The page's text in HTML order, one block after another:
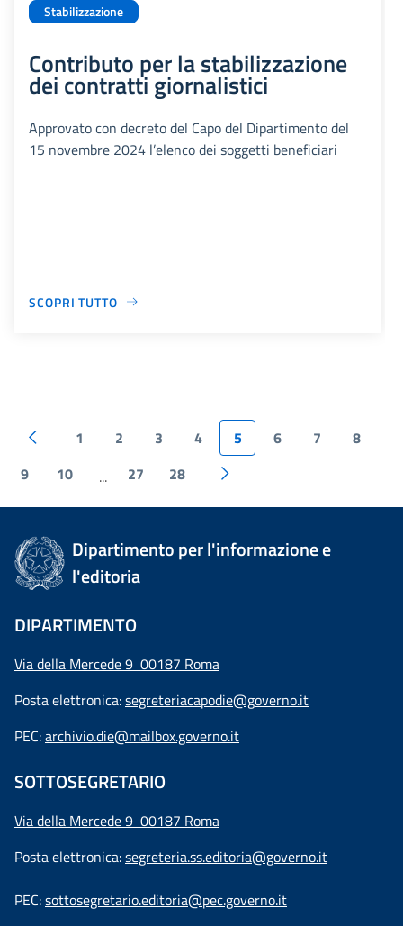
Stabilizzazione
Contributo per la stabilizzazione
dei contratti giornalistici
Approvato con decreto del Capo del Dipartimento del
15 novembre 2024 l’elenco dei soggetti beneficiari
SCOPRI TUTTO
1 2 3 4 5 6 7
8
9
10 ... 27 28
Dipartimento per l'informazione e
l'editoria
DIPARTIMENTO
Via della Mercede 9 00187 Roma
Posta elettronica:segreteriacapodie@governo.it
PEC:archivio.die@mailbox.governo.it
SOTTOSEGRETARIO
Via della Mercede 9 00187 Roma
Posta elettronica:segreteria.ss.editoria@governo.it
PEC:sottosegretario.editoria@pec.governo.it